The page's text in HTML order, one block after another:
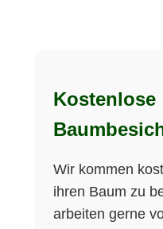
Kostenlose
Wir kommen
ihren Baum zu
arbeiten gerne